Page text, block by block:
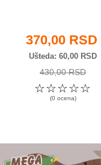
370,00 RSD
Ušteda 60,00 RSD
430,00 RSD
☆
☆
☆
☆
☆
(0 ocena)